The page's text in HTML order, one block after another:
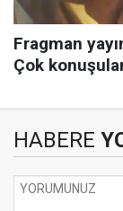
HABERE